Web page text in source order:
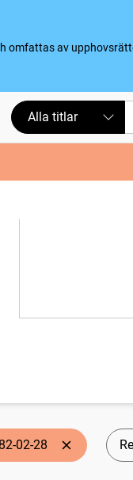
omfattas av
Alla titlar
02-28